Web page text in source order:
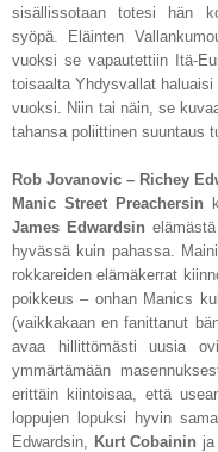
sisällissotaan totesi hän
syöpä. Eläinten
vuoksi se vapautettiin Itä-
toisaalta Yhdysvallat
vuoksi. Niin tai näin, se
tahansa poliittinen suuntaus
Rob Jovanovic – Richey
Manic Street Preachersin
James Edwardsin
hyvässä kuin pahassa.
rokkareiden elämäkerrat
poikkeus – onhan Manics
(vaikkakaan en fanittanut
avaa hillittömästi uusia
ymmärtämään
erittäin kiintoisaa, että
loppujen lopuksi hyvin
Edwardsin, Kurt Cobainin ja